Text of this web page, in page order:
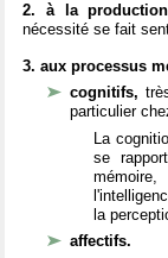
2. à la production
nécessité se fait
3. aux processus
cognitifs,
particulier
La
se
la
affectifs.